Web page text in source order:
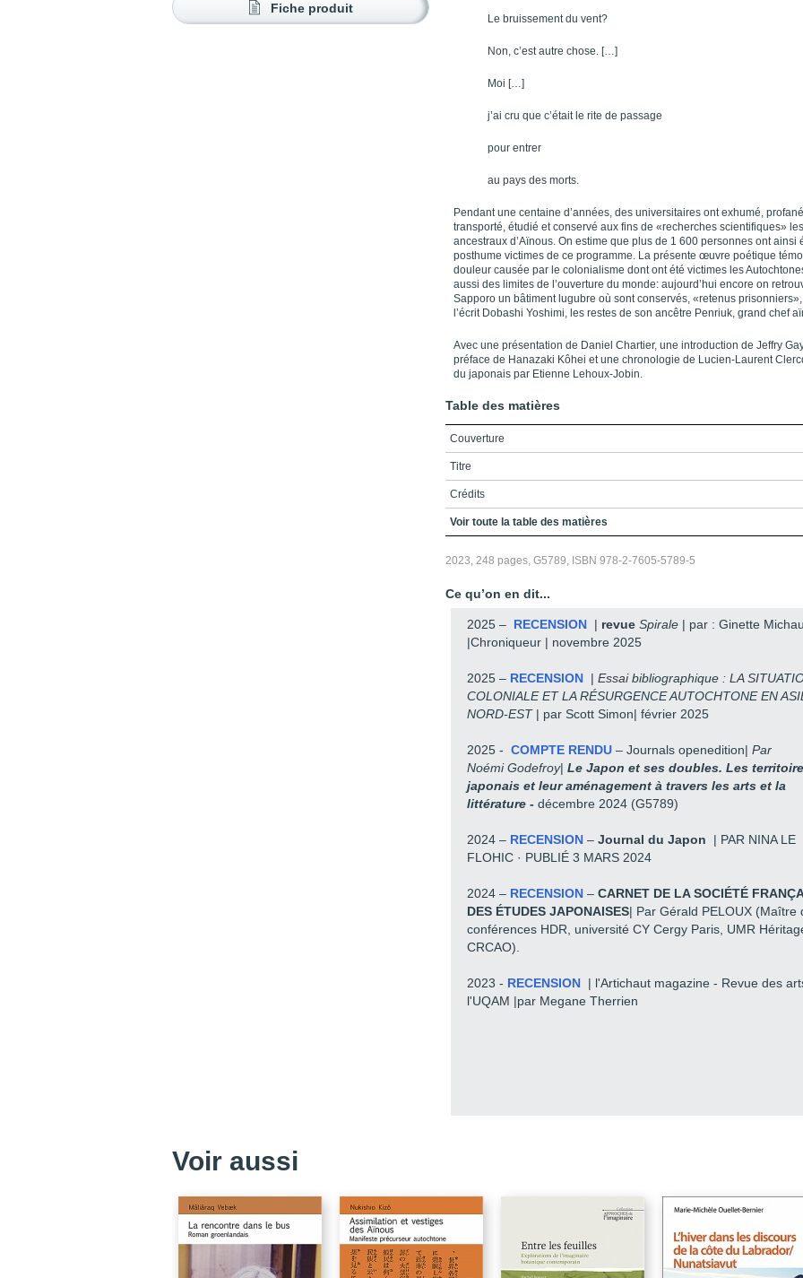
Fiche produit
Le bruissement du vent?
Non, c’est autre chose. […]
Moi […]
j’ai cru que c’était le rite de passage
pour entrer
au pays des morts.
Pendant une centaine d’années, des universitaires ont exhumé,
transporté, étudié et conservé aux fins de «recherches scientifiques»
ancestraux d’Aïnous. On estime que plus de 1 600 personnes ont ainsi
posthume victimes de ce programme. La présente œuvre poétique
douleur causée par le colonialisme dont ont été victimes les
aussi des limites de l’ouverture du monde: aujourd’hui encore on
Sapporo un bâtiment lugubre où sont conservés, «retenus
l’écrit Dobashi Yoshimi, les restes de son ancêtre Penriuk, grand chef
Avec une présentation de Daniel Chartier, une introduction de Jeffry
préface de Hanazaki Kôhei et une chronologie de Lucien-Laurent
du japonais par Etienne Lehoux-Jobin.
Table des matières
Couverture
Titre
Crédits
Table des matières
Introduction
Qui sont les Aïnous?
Qui est Hiramura Penriuk?
La recherche scientifique sur les restes humains aïnous et l’attitude
obstinée de l’Université de Hokkaidô
L’essor du mouvement littéraire aïnou
La structure à la fois complexe et significative du livre
Préface de Itami no Penriuk : Toraware no Ainu Jinkotsu
Penriuk et sa douleur
Dans la même collection
Voir toute la table des matières
2023, 248 pages, G5789, ISBN 978-2-7605-5789-5
Ce qu’on en dit...
2025 – RECENSION | revue Spirale | par : Ginette
|Chroniqueur | novembre 2025
2025 – RECENSION | Essai bibliographique : LA
COLONIALE ET LA RÉSURGENCE AUTOCHTONE EN
NORD-EST | par Scott Simon| février 2025
2025 - COMPTE RENDU – Journals openedition| Par
Noémi Godefroy| Le Japon et ses doubles. Les
japonais et leur aménagement à travers les arts et la
littérature - décembre 2024 (G5789)
2024 – RECENSION – Journal du Japon
| PAR NINA LE
FLOHIC · PUBLIÉ 3 MARS 2024
2024 – RECENSION – CARNET DE LA SOCIÉTÉ
DES ÉTUDES JAPONAISES| Par Gérald PELOUX (Maître
conférences HDR, université CY Cergy Paris, UMR
CRCAO).
2023 - RECENSION | l'Artichaut magazine - Revue des
l'UQAM |par Megane Therrien
Voir aussi